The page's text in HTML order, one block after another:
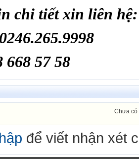
chi tiết xin liên hệ:
57 58
Chưa có
để viết nhận xét